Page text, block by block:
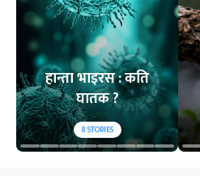
हान्ता भाइरस : कति
घातक ?
8STORIES